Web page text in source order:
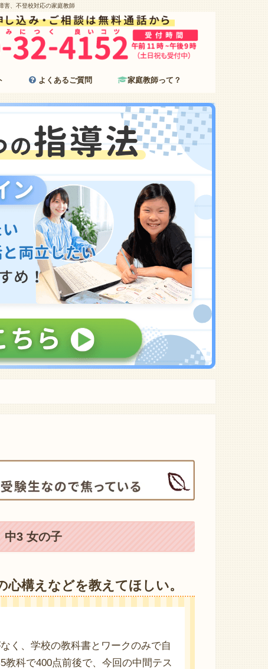
害、不登校対応の家庭教師
よくあるご質問 家庭教師って？
中3 女の子
構えなどを教えてほしい。
く、学校の教科書とワークのみで自
科で400点前後で、今回の中間テス